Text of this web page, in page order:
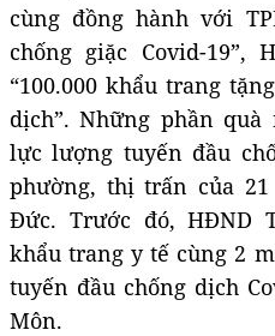
cùng đồng hành với
chống giặc Covid-19”,
“100.000 khẩu trang
dịch”. Những phần
lực lượng tuyến đầu
phường, thị trấn của
Đức. Trước đó, HĐND
khẩu trang y tế cùng 2
tuyến đầu chống dịch
Môn.